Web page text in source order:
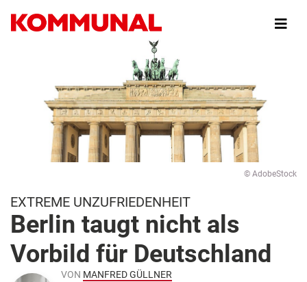
zum
Inhalt
© AdobeStock
EXTREME UNZUFRIEDENHEIT
Berlin taugt nicht als
Vorbild für Deutschland
VON MANFRED GÜLLNER